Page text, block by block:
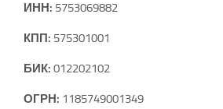
ИНН: 5753069882
КПП: 575301001
БИК: 012202102
ОГРН: 1185749001349